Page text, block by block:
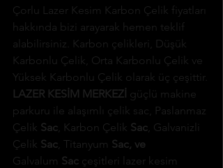
Çorlu Lazer Kesim Karbon Çelik fiyatları
hakkında bizi arayarak hemen teklif
alabilirsiniz. Karbon çelikleri, Düşük
Karbonlu Çelik, Orta Karbonlu Çelik ve
Yüksek Karbonlu Çelik olarak üç çeşittir.
LAZER KESİM MERKEZİ güçlü makine
parkuru ile alaşımlı çelik sac,
Paslanmaz
Çelik Sac , Karbon Çelik Sac , Galvanizli
Çelik Sac , Titanyum Sac, ve
Galvalum Sac çeşitleri lazer kesim